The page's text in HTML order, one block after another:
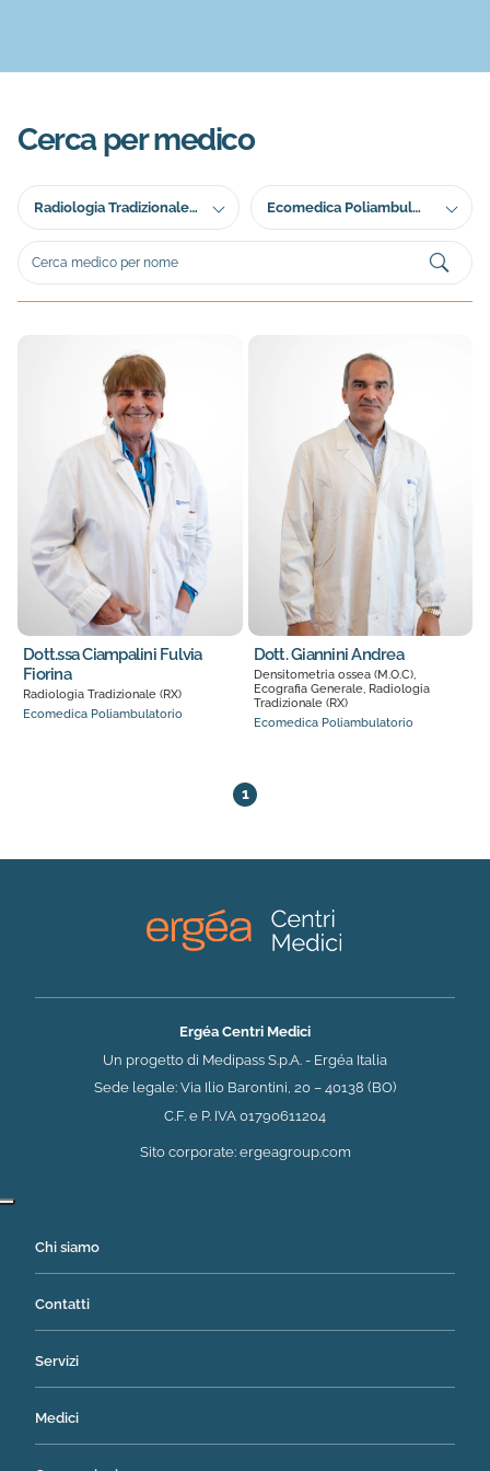
Cerca per medico
Filtra per servizio
Radiologia Tradizionale
Filtra per sede
Ecomedica Poliambulat
Cerca medico per nome
Dott.ssa Ciampalini Fulvia
Fiorina
Radiologia Tradizionale (RX)
Ecomedica Poliambulatorio
Dott. Giannini Andrea
Densitometria ossea (M.O.C),
Ecografia Generale, Radiologia
Tradizionale (RX)
Ecomedica Poliambulatorio
1
Ergéa Centri Medici
Un progetto di Medipass S.p.A. - Ergéa Italia
Sede legale: Via Ilio Barontini, 20 – 40138 (BO)
C.F. e P. IVA 01790611204
Sito corporate: ergeagroup.com(si apre in una nuova
Chi siamo
Contatti
Servizi
Medici